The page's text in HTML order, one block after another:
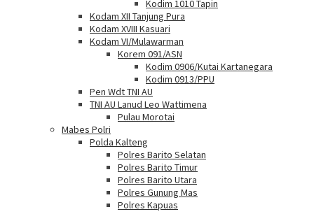
Kodim 1010 Tapin
Kodam XII Tanjung Pura
Kodam XVIII Kasuari
Kodam VI/Mulawarman
Korem 091/ASN
Kodim 0906/Kutai Kartanegara
Kodim 0913/PPU
Pen Wdt TNI AU
TNI AU Lanud Leo Wattimena
Pulau Morotai
Mabes Polri
Polda Kalteng
Polres Barito Selatan
Polres Barito Timur
Polres Barito Utara
Polres Gunung Mas
Polres Kapuas